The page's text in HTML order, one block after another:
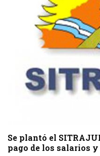
Se plantó el
pago de los salarios